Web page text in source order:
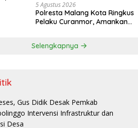
5 Agustus 2026
Polresta Malang Kota Ringkus
Pelaku Curanmor, Amankan
Selengkapnya